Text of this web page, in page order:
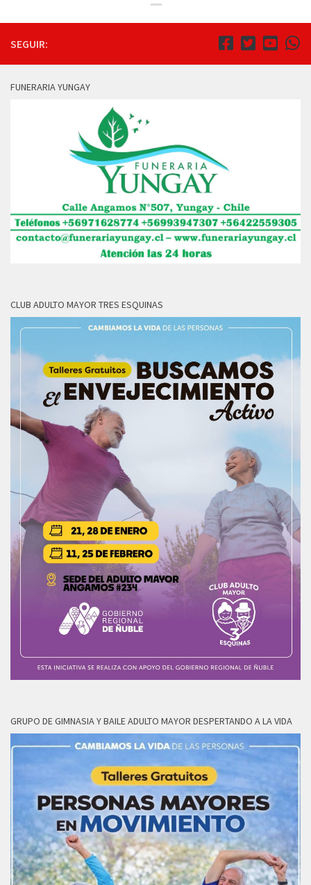
SEGUIR:
FUNERARIA YUNGAY
CLUB ADULTO MAYOR TRES ESQUINAS
GRUPO DE GIMNASIA Y BAILE ADULTO MAYOR DESPERTANDO A LA VIDA